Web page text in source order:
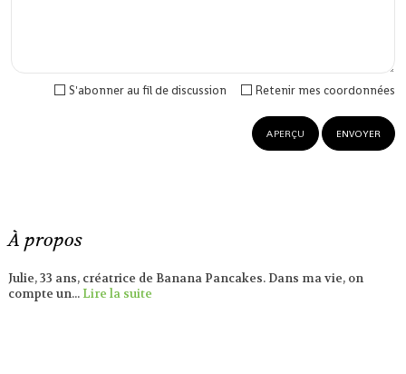
À propos
Julie, 33 ans, créatrice de Banana Pancakes. Dans ma vie, on
compte un...Lire la suite
Retenir mes coordonnées
S'abonner au fil de discussion